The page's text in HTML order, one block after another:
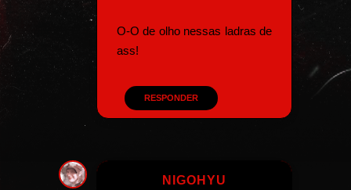
O-O de olho nessas ladras de
ass!
RESPONDER
NIGOHYU